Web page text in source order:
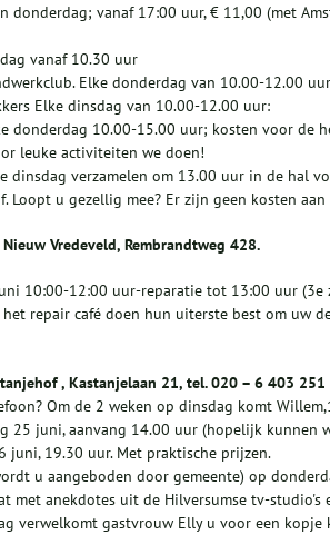
donderdag; vanaf 17:00 uur, € 11,00 (met
vanaf 10.30 uur
Elke donderdag van 10.00-12.00
Elke dinsdag van 10.00-12.00 uur:
donderdag 10.00-15.00 uur; kosten voor de
leuke activiteiten we doen!
dinsdag verzamelen om 13.00 uur in de hal
Loopt u gezellig mee? Er zijn geen kosten
Vredeveld, Rembrandtweg 428.
10:00-12:00 uur-reparatie tot 13:00 uur
repair café doen hun uiterste best om uw
, Kastanjelaan 21, tel. 020 – 6 403 251
Om de 2 weken op dinsdag komt
25 juni, aanvang 14.00 uur (hopelijk kunnen
juni, 19.30 uur. Met praktische prijzen.
u aangeboden door gemeente) op
met anekdotes uit de Hilversumse tv-
verwelkomt gastvrouw Elly u voor een